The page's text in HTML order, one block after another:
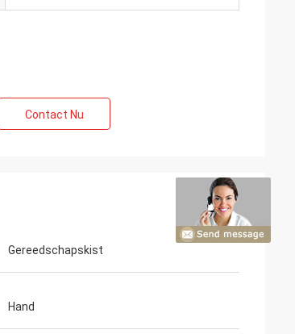
Contact Nu
Gereedschapskist
Hand